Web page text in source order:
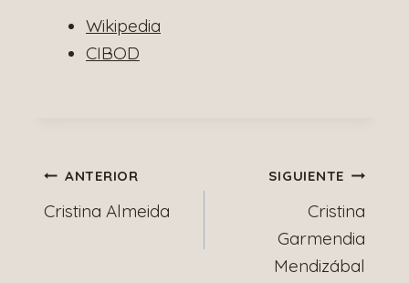
Wikipedia
CIBOD
Navegación
de
ANTERIOR
Cristina Almeida
SIGUIENTE
Cristina
Garmendia
Mendizábal